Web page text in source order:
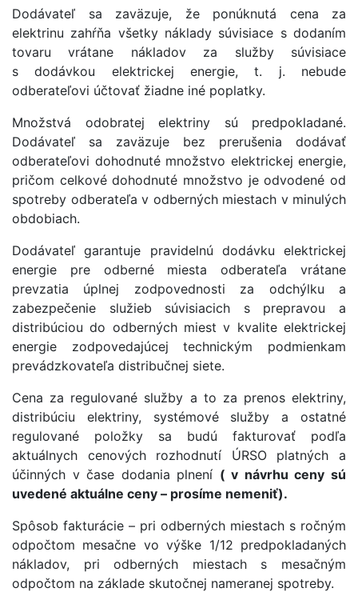
Dodávateľ sa zaväzuje, že ponúknutá cena za
elektrinu zahŕňa všetky náklady súvisiace s dodaním
tovaru vrátane nákladov za služby súvisiace
s dodávkou elektrickej energie, t. j. nebude
odberateľovi účtovať žiadne iné poplatky.
Množstvá odobratej elektriny sú predpokladané.
Dodávateľ sa zaväzuje bez prerušenia dodávať
odberateľovi dohodnuté množstvo elektrickej energie,
pričom celkové dohodnuté množstvo je odvodené od
spotreby odberateľa v odberných miestach v minulých
obdobiach.
Dodávateľ garantuje pravidelnú dodávku elektrickej
energie pre odberné miesta odberateľa vrátane
prevzatia úplnej zodpovednosti za odchýlku a
zabezpečenie služieb súvisiacich s prepravou a
distribúciou do odberných miest v kvalite elektrickej
energie zodpovedajúcej technickým podmienkam
prevádzkovateľa distribučnej siete.
Cena za regulované služby a to za prenos elektriny,
distribúciu elektriny, systémové služby a ostatné
regulované položky sa budú fakturovať podľa
aktuálnych cenových rozhodnutí ÚRSO platných a
účinných v čase dodania plnení ( v návrhu ceny sú
uvedené aktuálne ceny – prosíme nemeniť).
Spôsob fakturácie – pri odberných miestach s ročným
odpočtom mesačne vo výške 1/12 predpokladaných
nákladov, pri odberných miestach s mesačným
odpočtom na základe skutočnej nameranej spotreby.